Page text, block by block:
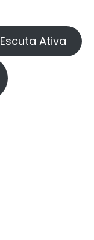
Escuta Ativa